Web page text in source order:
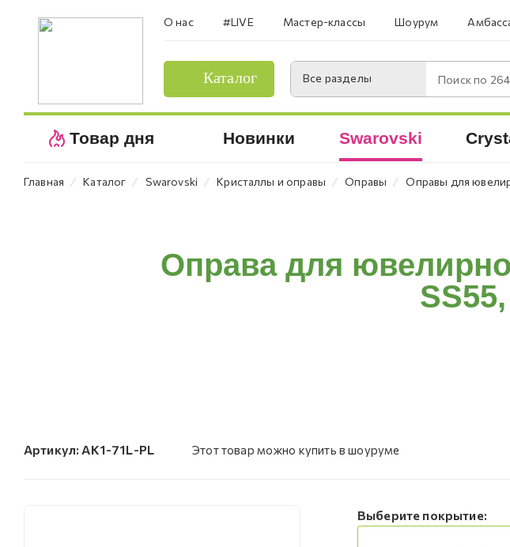
О нас #LIVE Мастер-классы Шоурум
Каталог Все разделы Поиск по
Товар дня Новинки Swarovski
Главная ⁄ Каталог ⁄ Swarovski ⁄ Кристаллы и оправы ⁄ Оправы ⁄ Оправы для
Оправа для
Артикул: AK1-71L-PL Этот товар можно купить в шоуруме
Выберите покрытие: